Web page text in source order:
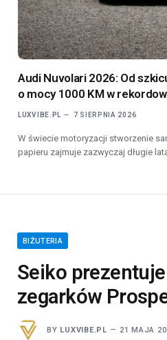
Audi Nuvolari 2026: Od
o mocy 1000 KM w
LUXVIBE.PL 7 SIERPNIA 2026
W świecie motoryzacji stworzenie
papieru zajmuje zazwyczaj długie
BIŻUTERIA
Seiko
zegarków
BY LUXVIBE.PL 21 MAJA